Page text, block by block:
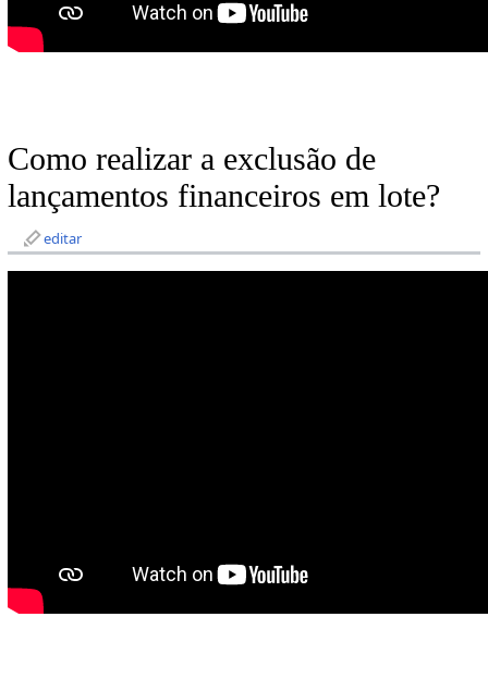
Como realizar a exclusão de
lançamentos financeiros em lote?
editar